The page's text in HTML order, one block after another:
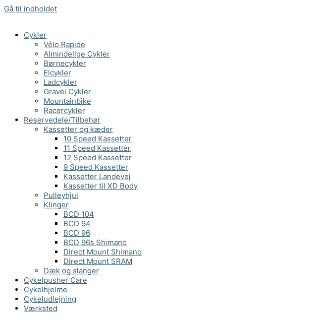
Gå til indholdet
Cykler
Vélo Rapide
Almindelige Cykler
Børnecykler
Elcykler
Ladcykler
Gravel Cykler
Mountainbike
Racercykler
Reservedele/Tilbehør
Kassetter og kæder
10 Speed Kassetter
11 Speed Kassetter
12 Speed Kassetter
9 Speed Kassetter
Kassetter Landevej
Kassetter til XD Body
Pulleyhjul
Klinger
BCD 104
BCD 94
BCD 96
BCD 96s Shimano
Direct Mount Shimano
Direct Mount SRAM
Dæk og slanger
Cykelpusher Care
Cykelhjelme
Cykeludlejning
Værksted